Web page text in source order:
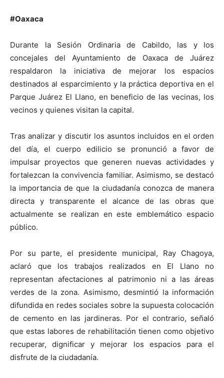
#Oaxaca
Durante la Sesión Ordinaria de Cabildo, las y los
concejales del Ayuntamiento de Oaxaca de Juárez
respaldaron la iniciativa de mejorar los espacios
destinados al esparcimiento y la práctica deportiva en el
Parque Juárez El Llano, en beneficio de las vecinas, los
vecinos y quienes visitan la capital.
Tras analizar y discutir los asuntos incluidos en el orden
del día, el cuerpo edilicio se pronunció a favor de
impulsar proyectos que generen nuevas actividades y
fortalezcan la convivencia familiar. Asimismo, se destacó
la importancia de que la ciudadanía conozca de manera
directa y transparente el alcance de las obras que
actualmente se realizan en este emblemático espacio
público.
Por su parte, el presidente municipal, Ray Chagoya,
aclaró que los trabajos realizados en El Llano no
representan afectaciones al patrimonio ni a las áreas
verdes de la zona. Asimismo, desmintió la información
difundida en redes sociales sobre la supuesta colocación
de cemento en las jardineras. Por el contrario, señaló
que estas labores de rehabilitación tienen como objetivo
recuperar, dignificar y mejorar los espacios para el
disfrute de la ciudadanía.